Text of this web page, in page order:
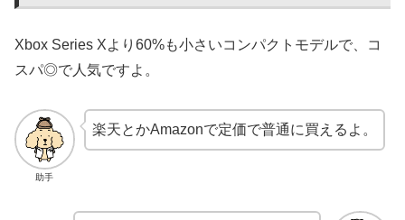
Xbox Series Xより60%も小さいコンパクトモデルで、コ
スパ◎で人気ですよ。
助手
楽天とかAmazonで定価で普通に買えるよ。